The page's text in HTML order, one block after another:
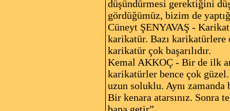
düşündürmesi gerektiğini
gördüğümüz, bizim de
Cüneyt ŞENYAVAŞ -
karikatür. Bazı karikatürlere
karikatür çok başarılıdır.
Kemal AKKOÇ - Bir de ilk
karikatürler bence çok
uzun soluklu. Aynı
Bir kenara atarsınız. Sonra